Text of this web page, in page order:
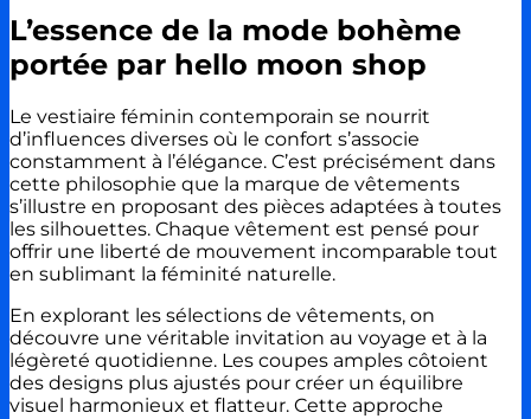
L’essence de la mode bohème
portée par hello moon shop
Le vestiaire féminin contemporain se nourrit
d’influences diverses où le confort s’associe
constamment à l’élégance. C’est précisément dans
cette philosophie que la marque de vêtements
s’illustre en proposant des pièces adaptées à toutes
les silhouettes. Chaque vêtement est pensé pour
offrir une liberté de mouvement incomparable tout
en sublimant la féminité naturelle.
En explorant les sélections de vêtements, on
découvre une véritable invitation au voyage et à la
légèreté quotidienne. Les coupes amples côtoient
des designs plus ajustés pour créer un équilibre
visuel harmonieux et flatteur. Cette approche